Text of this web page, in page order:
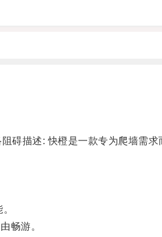
描述: 快橙是一款专为爬墙需求
畅游。